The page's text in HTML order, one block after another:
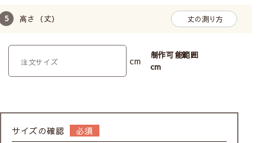
シェードカーテンの操作コードの位置を左右どちらか
高さ（丈） 丈の測り方
cm
制作可能範囲
cm
サイズの確認